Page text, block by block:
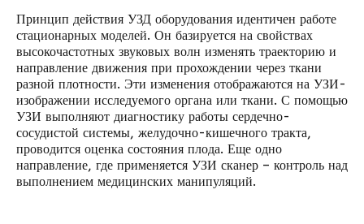
Принцип действия УЗД оборудования идентичен работе
стационарных моделей. Он базируется на свойствах
высокочастотных звуковых волн изменять траекторию и
направление движения при прохождении через ткани
разной плотности. Эти изменения отображаются на УЗИ-
изображении исследуемого органа или ткани. С помощью
УЗИ выполняют диагностику работы сердечно-
сосудистой системы, желудочно-кишечного тракта,
проводится оценка состояния плода. Еще одно
направление, где применяется УЗИ сканер – контроль над
выполнением медицинских манипуляций.